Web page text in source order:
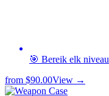
🎯 Bereik elk niveau
from $90.00View →